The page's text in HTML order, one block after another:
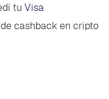
tu Visa
cashback en cripto